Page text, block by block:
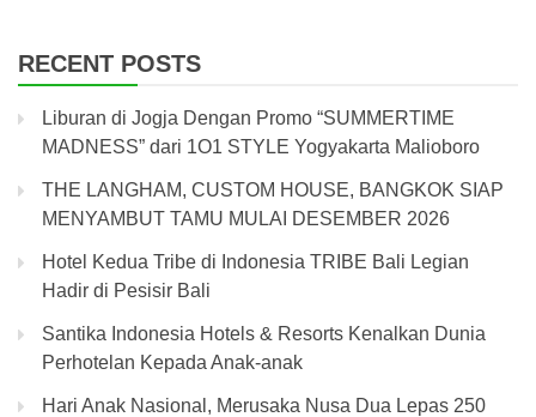
RECENT POSTS
Liburan di Jogja Dengan Promo “SUMMERTIME
MADNESS” dari 1O1 STYLE Yogyakarta Malioboro
THE LANGHAM, CUSTOM HOUSE, BANGKOK SIAP
MENYAMBUT TAMU MULAI DESEMBER 2026
Hotel Kedua Tribe di Indonesia TRIBE Bali Legian
Hadir di Pesisir Bali
Santika Indonesia Hotels & Resorts Kenalkan Dunia
Perhotelan Kepada Anak-anak
Hari Anak Nasional, Merusaka Nusa Dua Lepas 250